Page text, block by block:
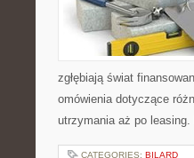
zgłębiają świat
omówienia dotyczące
utrzymania aż po
CATEGORIES: BILARD